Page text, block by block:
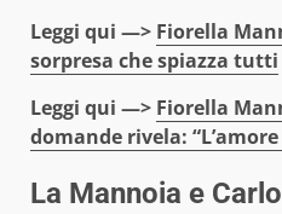
Leggi qui —> Fiorella
sorpresa che spiazza tutti
Leggi qui —> Fiorella
domande rivela:
La Mannoia e